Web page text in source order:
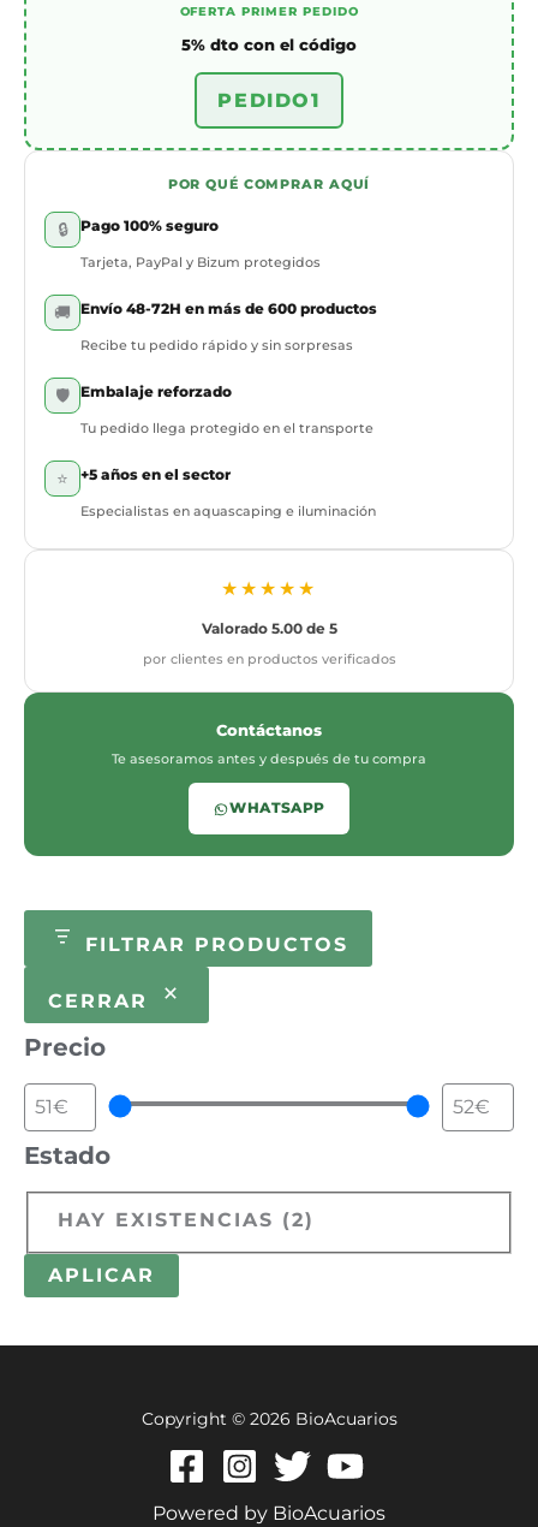
OFERTA PRIMER PEDIDO
5% dto con el código
PEDIDO1
POR QUÉ COMPRAR AQUÍ
🔒 Pago 100% seguro
Tarjeta, PayPal y Bizum protegidos
🚚 Envío 48-72H en más de 600 productos
Recibe tu pedido rápido y sin sorpresas
🛡️ Embalaje reforzado
Tu pedido llega protegido en el transporte
⭐ +5 años en el sector
Especialistas en aquascaping e iluminación
★★★★★
Valorado 5.00 de 5
por clientes en productos verificados
Contáctanos
Te asesoramos antes y después de tu compra
WHATSAPP
FILTRAR PRODUCTOS
CERRAR
Precio
Estado
HAY EXISTENCIAS (2
APLICAR
Copyright © 2026 BioAcuarios
Powered by BioAcuarios